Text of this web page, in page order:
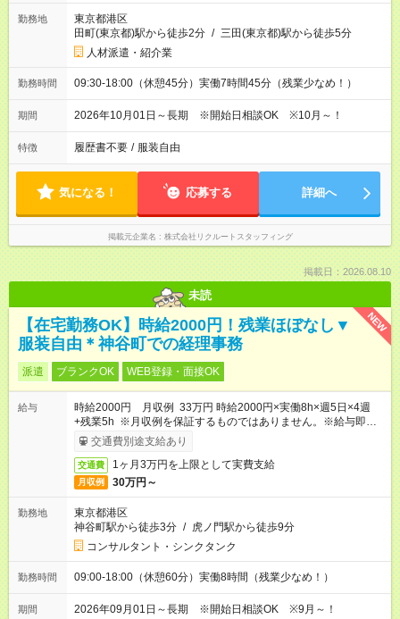
勤務地
東京都港区
田町(東京都)駅から徒歩2分 / 三田(東京都)駅から徒歩5分
人材派遣・紹介業
勤務時間 09:30-18:00（休憩45分）実働7時間45分（残業少なめ！）
期間 2026年10月01日～長期 ※開始日相談OK ※10月～！
特徴 履歴書不要 / 服装自由
気になる！ 応募する 詳細へ
掲載元企業名 株式会社リクルートスタッフィング
掲載日：2026.08.10
未読
NEW
【在宅勤務OK】時給2000円！残業ほぼなし▼
服装自由＊神谷町での経理事務
派遣 ブランクOK WEB登録・面接OK
給与
時給2000円 月収例 33万円 時給2000円×実働8h×週5日×4週
+残業5h ※月収例を保証するものではありません。※給与即受取
りサービス利用可（利用条件有）
交通費別途支給あり
交通費 1ヶ月3万円を上限として実費支給
月収例 30万円～
勤務地
東京都港区
神谷町駅から徒歩3分 / 虎ノ門駅から徒歩9分
コンサルタント・シンクタンク
勤務時間 09:00-18:00（休憩60分）実働8時間（残業少なめ！）
期間 2026年09月01日～長期 ※開始日相談OK ※9月～！